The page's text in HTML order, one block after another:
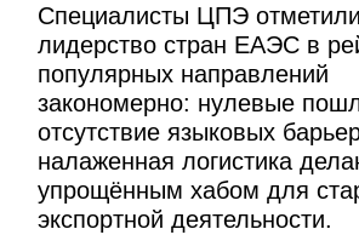
Специалисты ЦПЭ
лидерство стран ЕАЭС в
популярных направлений
закономерно: нулевые
отсутствие языковых
налаженная логистика
упрощённым хабом для
экспортной деятельности.